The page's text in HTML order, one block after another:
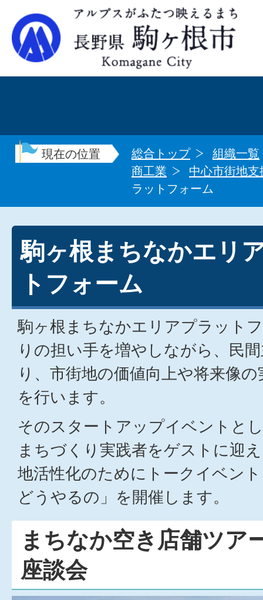
現在の位置 総合トップ
組織一覧
商工業
中心市街地支
ラットフォーム
駒ヶ根まちなかエリ
トフォーム
駒ヶ根まちなかエリアプラット
りの担い手を増やしながら、民
り、市街地の価値向上や将来像
を行います。
そのスタートアップイベントと
まちづくり実践者をゲストに迎
地活性化のためにトークイベン
どうやるの」を開催します。
まちなか空き店舗ツア
座談会